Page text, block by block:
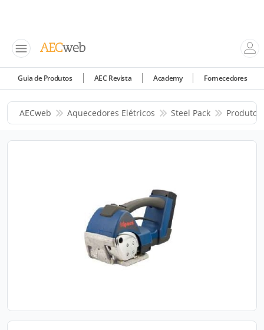
Guia de Produtos AEC Revista Academy Fornecedores
AECweb Aquecedores Elétricos Steel Pack Produtos